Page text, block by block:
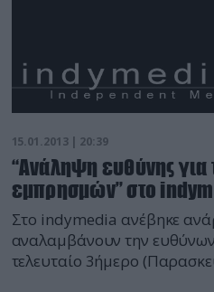
15.01.2013 | 20:39
“Ανάληψη ευθύνης
εμπρησμών” στο
Στο indymedia ανέβηκε
αναλαμβάνουν την
τελευταίο 3ήμερο